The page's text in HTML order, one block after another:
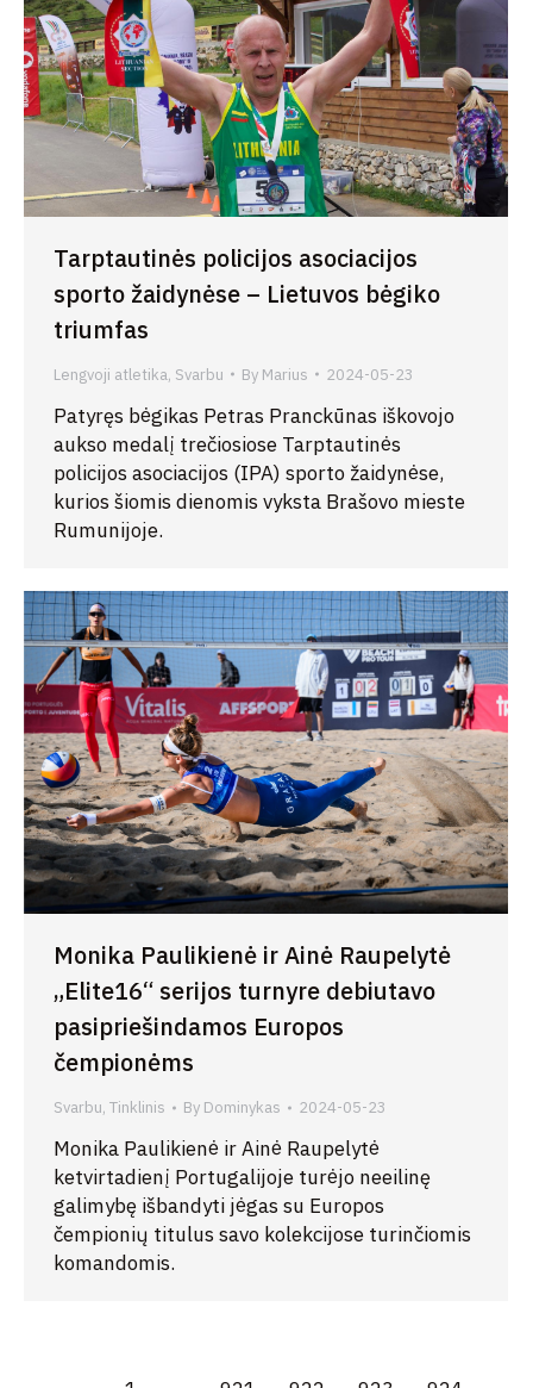
Tarptautinės policijos asociacijos
sporto žaidynėse – Lietuvos bėgiko
triumfas
Lengvoji atletika, Svarbu By Marius 2024-05-23
Patyręs bėgikas Petras Pranckūnas iškovojo
aukso medalį trečiosiose Tarptautinės
policijos asociacijos (IPA) sporto žaidynėse,
kurios šiomis dienomis vyksta Brašovo mieste
Rumunijoje.
Monika Paulikienė ir Ainė Raupelytė
„Elite16“ serijos turnyre debiutavo
pasipriešindamos Europos
čempionėms
Svarbu, Tinklinis By Dominykas 2024-05-23
Monika Paulikienė ir Ainė Raupelytė
ketvirtadienį Portugalijoje turėjo neeilinę
galimybę išbandyti jėgas su Europos
čempionių titulus savo kolekcijose turinčiomis
komandomis.